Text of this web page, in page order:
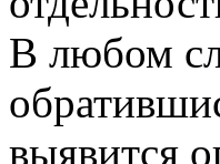
В любом
выявится